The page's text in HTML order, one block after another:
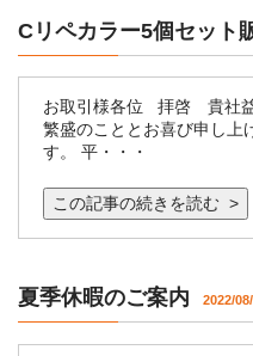
Cリペカラー5個セット
お取引様各位 拝啓 貴社
繁盛のこととお喜び申し上
す。 平・・・
この記事の続きを読む >
夏季休暇のご案内 2022/